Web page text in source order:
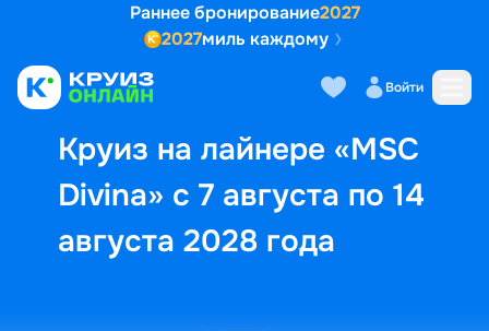
Раннее бронирование2027
2027миль каждому
Войти
Круиз на лайнере «MSC
Divina» с 7 августа по 14
августа 2028 года
Выбор кают Маршрут и